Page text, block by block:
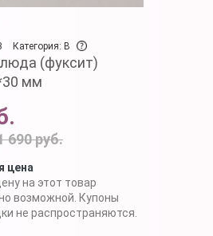
Категория: B
(фуксит)
мм
690 руб.
цена
на этот товар
возможной. Купоны
не распространяются.